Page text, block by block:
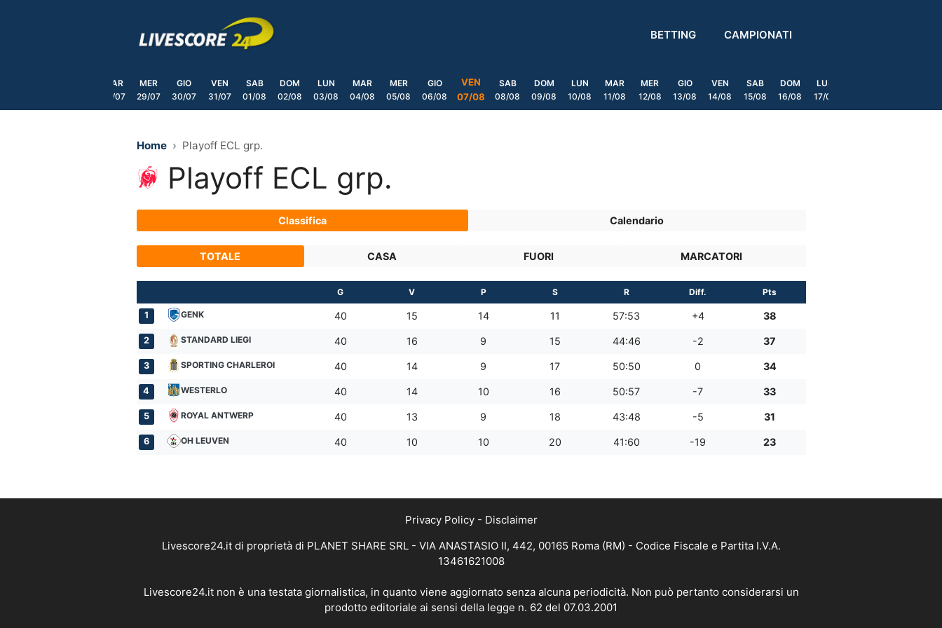
BETTING CAMPIONATI
MAR
28/07
MER
29/07
GIO
30/07
VEN
31/07
SAB
01/08
DOM
02/08
LUN
03/08
MAR
04/08
MER
05/08
GIO
06/08
VEN
07/08
SAB
08/08
DOM
09/08
LUN
10/08
MAR
11/08
MER
12/08
GIO
13/08
VEN
14/08
SAB
15/08
DOM
16/08
LUN
17/08
Home Playoff ECL grp.
Playoff ECL grp.
Classifica Calendario
TOTALE CASA FUORI MARCATORI
G V P S R Diff. Pts
1 GENK 40 15 14 11 57:53 +4 38
2 STANDARD LIEGI 40 16 9 15 44:46 -2 37
3 SPORTING CHARLEROI 40 14 9 17 50:50 0 34
4 WESTERLO 40 14 10 16 50:57 -7 33
5 ROYAL ANTWERP 40 13 9 18 43:48 -5 31
6 OH LEUVEN 40 10 10 20 41:60 -19 23
Privacy Policy- Disclaimer
Livescore24.it di proprietà di PLANET SHARE SRL - VIA ANASTASIO II, 442, 00165 Roma (RM) - Codice Fiscale e Partita I.V.A.
13461621008
Livescore24.it non è una testata giornalistica, in quanto viene aggiornato senza alcuna periodicità. Non può pertanto considerarsi un
prodotto editoriale ai sensi della legge n. 62 del 07.03.2001